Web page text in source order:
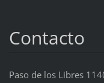
Contacto
Paso de los Libres